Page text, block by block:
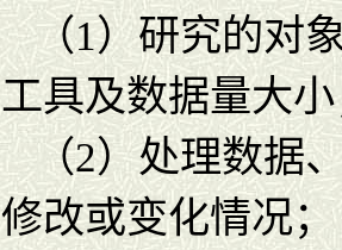
（1）研究的对
工具及数据量大
（2）处理数据
修改或变化情况；